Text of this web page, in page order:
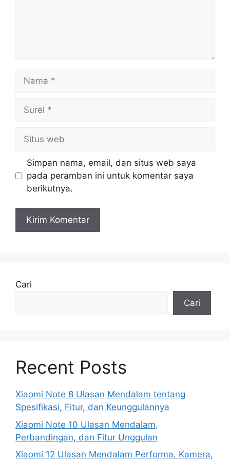
web
Simpan nama, email, dan situs web saya
pada peramban ini untuk komentar saya
berikutnya.
Cari
Cari
Recent Posts
Xiaomi Note 8 Ulasan Mendalam tentang
Spesifikasi, Fitur, dan Keunggulannya
Xiaomi Note 10 Ulasan Mendalam,
Perbandingan, dan Fitur Unggulan
Xiaomi 12 Ulasan Mendalam Performa, Kamera,